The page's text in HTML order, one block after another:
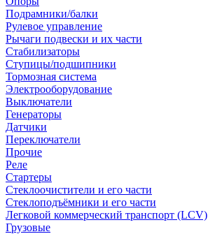
Подрамники/балки
Рулевое управление
Рычаги подвески и их части
Стабилизаторы
Ступицы/подшипники
Тормозная система
Электрооборудование
Выключатели
Генераторы
Датчики
Переключатели
Прочие
Реле
Стартеры
Стеклоочистители и его части
Стеклоподъёмники и его части
Легковой коммерческий транспорт (LCV)
Грузовые